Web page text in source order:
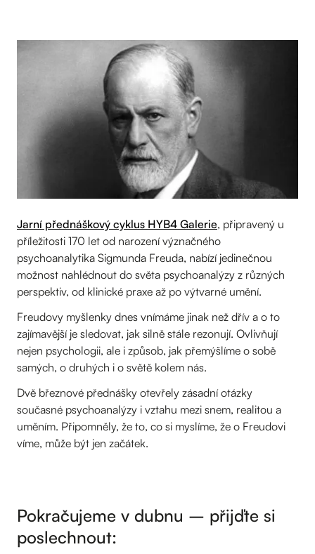
Jarní přednáškový cyklus HYB4 Galerie, připravený u
příležitosti 170 let od narození význačného
psychoanalytika Sigmunda Freuda, nabízí jedinečnou
možnost nahlédnout do světa psychoanalýzy z různých
perspektiv, od klinické praxe až po výtvarné umění.
Freudovy myšlenky dnes vnímáme jinak než dřív a o to
zajímavější je sledovat, jak silně stále rezonují. Ovlivňují
nejen psychologii, ale i způsob, jak přemýšlíme o sobě
samých, o druhých i o světě kolem nás.
Dvě březnové přednášky otevřely zásadní otázky
současné psychoanalýzy i vztahu mezi snem, realitou a
uměním. Připomněly, že to, co si myslíme, že o Freudovi
víme, může být jen začátek.
Pokračujeme v dubnu – přijďte si
poslechnout: